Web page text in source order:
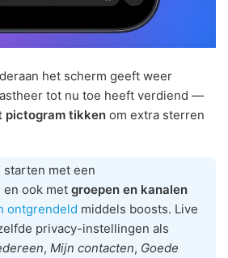
het scherm geeft weer
tot nu toe heeft verdiend —
pictogram tikken om extra sterren
starten met een
en ook met groepen en kanalen
ontgrendeld middels boosts. Live
privacy-instellingen als
, Mijn contacten, Goede